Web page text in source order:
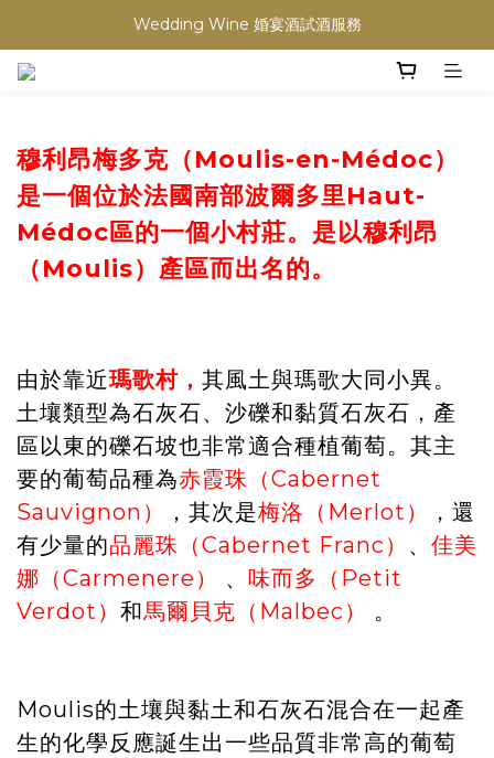
買滿任何酒類 六支 或買滿 $1200 (不限支數) 皆可享免費送貨
Wedding Wine 婚宴酒試酒服務
買滿任何酒類 六支 或買滿 $1200 (不限支數) 皆可享免費送貨
穆利昂梅多克（Moulis-en-Médoc）
是一個位於法國南部波爾多里Haut-
Médoc區的一個小村莊。是以穆利昂
（Moulis）產區而出名的。
由於靠近瑪歌村， 其風土與瑪歌大同小異。
土壤類型為石灰石、沙礫和黏質石灰石，產
區以東的礫石坡也非常適合種植葡萄。其主
要的葡萄品種為赤霞珠（Cabernet
Sauvignon）
，其次是梅洛（Merlot）
，還
有少量的品麗珠（Cabernet Franc） 、 佳美
娜（Carmenere）
、 味而多（Petit
Verdot） 和馬爾貝克（Malbec） 。
Moulis的土壤與黏土和石灰石混合在一起產
生的化學反應誕生出一些品質非常高的葡萄